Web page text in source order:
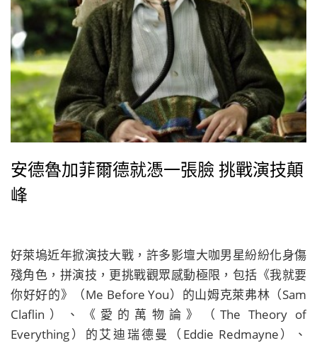
安德魯加菲爾德就憑一張臉 挑戰演技顛
峰
好萊塢近年掀演技大戰，許多影壇大咖男星紛紛化身傷
殘角色，拼演技，更挑戰觀眾感動極限，包括《我就要
你好好的》（Me Before You）的山姆克萊弗林（Sam
Claflin）、《愛的萬物論》（The Theory of
Everything）的艾迪瑞德曼（Eddie Redmayne）、